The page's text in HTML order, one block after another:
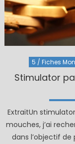
5 / Fiches
Stimulator
ExtraitUn
mouches, j’ai
dans l’objectif de